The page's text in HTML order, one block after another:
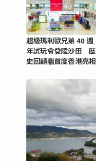
超級瑪利歐兄弟 40 週
年試玩會登陸沙田 歷
史回顧牆首度香港亮相